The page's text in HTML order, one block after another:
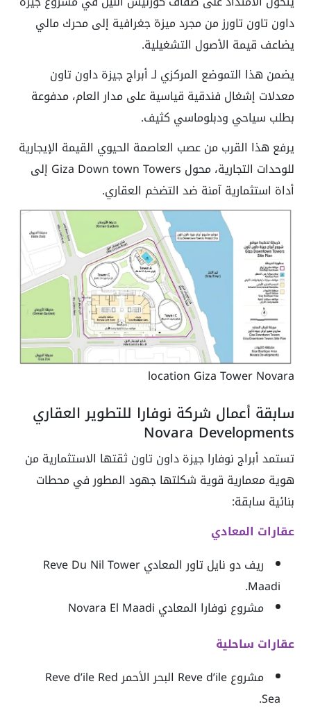
داون تاون تاورز من مجرد ميزة جغرافية إلى محرك مالي
يضاعف قيمة الأصول التشغيلية.
يضمن هذا التموضع المركزي لـ أبراج جيزة داون تاون
معدلات إشغال فندقية قياسية على مدار العام، مدفوعة
بطلب سياحي ودبلوماسي كثيف.
يرفع هذا القرب من عصب العاصمة الحيوي القيمة الإيجارية
للوحدات التجارية، محول Giza Down town Towers إلى
أداة استثمارية آمنة ضد التضخم العقاري.
location Giza Tower Novara
سابقة أعمال شركة نوفارا للتطوير العقاري
Novara Developments
تستمد أبراج نوفارا جيزة داون تاون ثقتها الاستثمارية من
هوية معمارية قوية شكلتها جهود المطور في محطات
بنائية سابقة:
عقارات المعادي
ريف دو نايل تاور المعادي Reve Du Nil Tower
Maadi.
مشروع نوفارا المعادي Novara El Maadi
عقارات ساحلية
مشروع Reve d’ile البحر الأحمر Reve d’ile Red
Sea.